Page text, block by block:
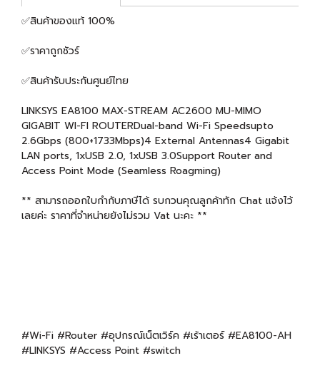
✅สินค้าของแท้ 100%
✅ราคาถูกชัวร์
✅สินค้ารับประกันศูนย์ไทย
LINKSYS EA8100 MAX-STREAM AC2600 MU-MIMO
GIGABIT WI-FI ROUTERDual-band Wi-Fi Speedsupto
2.6Gbps (800+1733Mbps)4 External Antennas4 Gigabit
LAN ports, 1xUSB 2.0, 1xUSB 3.0Support Router and
Access Point Mode (Seamless Roagming)
** สามารถออกใบกำกับภาษีได้ รบกวนคุณลูกค้าทัก Chat แจ้งไว้
เลยค่ะ ราคาที่จำหน่ายยังไม่รวม Vat นะคะ **
#Wi-Fi #Router #อุปกรณ์เน็ตเวิร์ค #เร้าเตอร์ #EA8100-AH
#LINKSYS #Access Point #switch